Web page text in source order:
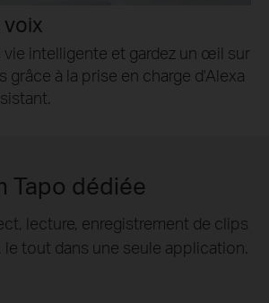
voix
vie intelligente et gardez un œil sur
grâce à la prise en charge d'Alexa
Tapo dédiée
lecture, enregistrement de clips
tout dans une seule application.